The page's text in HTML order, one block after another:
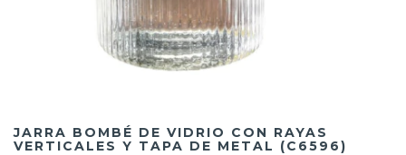
JARRA BOMBÉ DE VIDRIO CON RAYAS
VERTICALES Y TAPA DE METAL (C6596)